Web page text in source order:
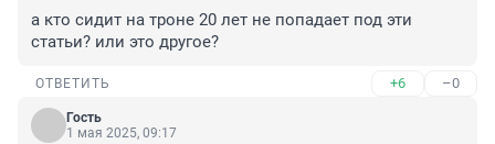
а кто сидит на троне 20 лет не попадает под эти
статьи? или это другое?
ОТВЕТИТЬ +6 –0
Гость
1 мая 2025, 09:17